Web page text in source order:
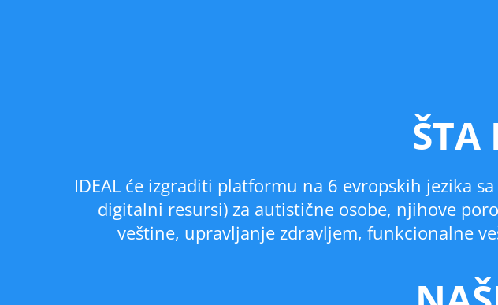
ŠTA
IDEAL će izgraditi platformu na 6 evropskih jezika
digitalni resursi) za autistične osobe, njihove
veštine, upravljanje zdravljem, funkcionalne